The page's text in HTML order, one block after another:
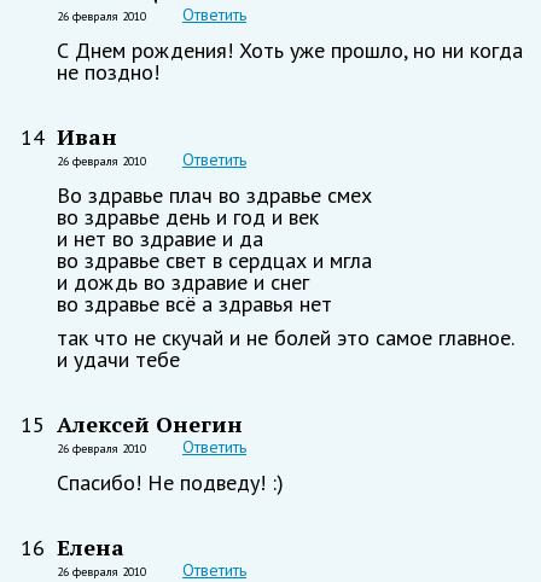
26 февраля 2010 Ответить
С Днем рождения! Хоть уже прошло, но ни когда
не поздно!
14 Иван
26 февраля 2010 Ответить
Во здравье плач во здравье смех
во здравье день и год и век
и нет во здравие и да
во здравье свет в сердцах и мгла
и дождь во здравие и снег
во здравье всё а здравья нет
так что не скучай и не болей это самое главное.
и удачи тебе
15 Алексей Онегин
26 февраля 2010 Ответить
Спасибо! Не подведу! :)
16 Елена
26 февраля 2010 Ответить